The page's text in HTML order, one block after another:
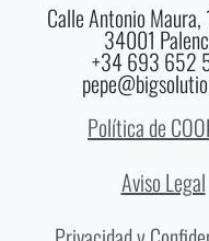
Calle Antonio Maura,
34001
+34 693 652
Política de
Aviso Legal